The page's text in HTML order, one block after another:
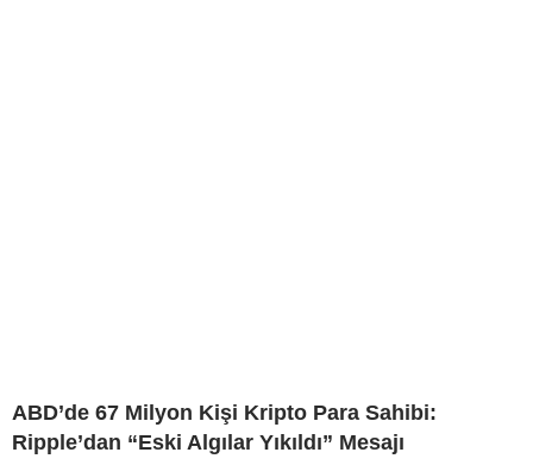
ABD’de 67 Milyon Kişi Kripto Para Sahibi:
Ripple’dan “Eski Algılar Yıkıldı” Mesajı